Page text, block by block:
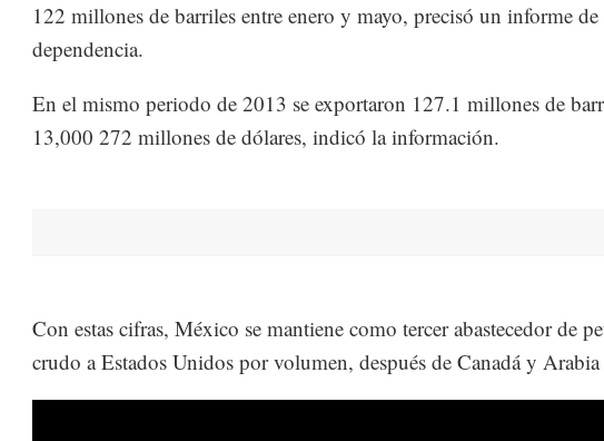
122 millones de barriles entre enero y mayo, precisó un informe de
dependencia.
En el mismo periodo de 2013 se exportaron 127.1 millones de
13,000 272 millones de dólares, indicó la información.
Con estas cifras, México se mantiene como tercer abastecedor de
crudo a Estados Unidos por volumen, después de Canadá y